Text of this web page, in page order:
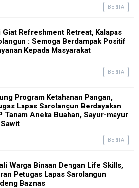
BERITA
BERITA
Giat Refreshment Retreat, Kalapas
: Semoga Berdampak Positif
Kepada Masyarakat
BERITA
Program Ketahanan Pangan,
Lapas Sarolangun Berdayakan
Tanam Aneka Buahan, Sayur-mayur
Warga Binaan Dengan Life Skills,
Petugas Lapas Sarolangun
Baznas